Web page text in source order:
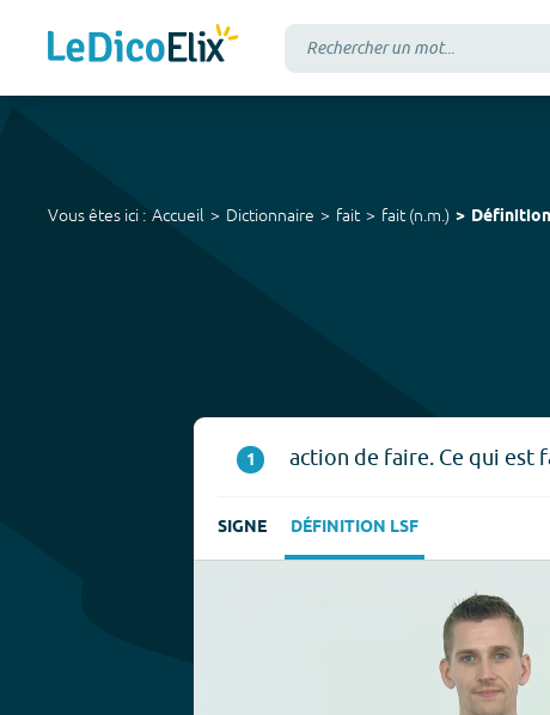
Vous êtes ici : Accueil Dictionnaire fait fait (n.m. ) Définition
1 action de faire. Ce qui est
SIGNE DÉFINITION LSF